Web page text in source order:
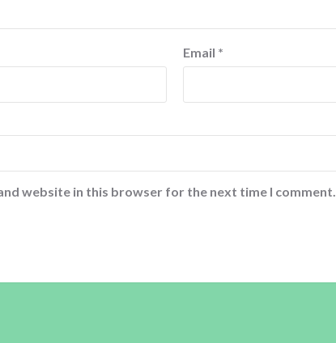
Email *
website in this browser for the next time I comment.